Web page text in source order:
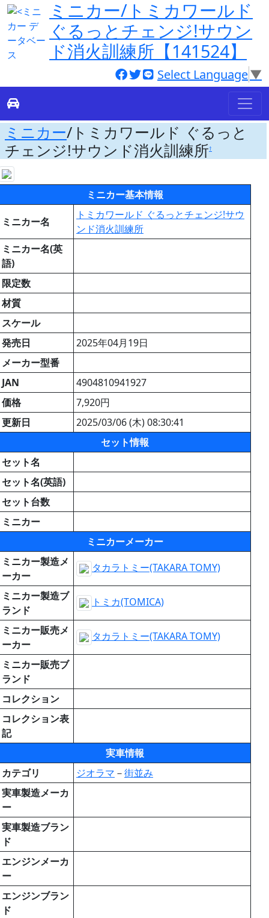
ミニカー/トミカワールド
ぐるっとチェンジ!サウン
ド消火訓練所【141524】
Select Language▼
ミニカー/トミカワールド ぐるっと
チェンジ!サウンド消火訓練所†
ミニカー基本情報
ミニカー名
トミカワールド ぐるっとチェンジ!サウ
ンド消火訓練所
ミニカー名(英
語)
限定数
材質
スケール
発売日
2025年04月19日
メーカー型番
JAN
4904810941927
価格
7,920円
更新日
2025/03/06 (木) 08:30:41
セット情報
セット名
セット名(英語)
セット台数
ミニカー
ミニカーメーカー
ミニカー製造メ
ーカー
タカラトミー(TAKARA TOMY)
ミニカー製造ブ
ランド
トミカ(TOMICA)
ミニカー販売メ
ーカー
タカラトミー(TAKARA TOMY)
ミニカー販売ブ
ランド
コレクション
コレクション表
記
実車情報
カテゴリ
ジオラマ －街並み
実車製造メーカ
ー
実車製造ブラン
ド
エンジンメーカ
ー
エンジンブラン
ド